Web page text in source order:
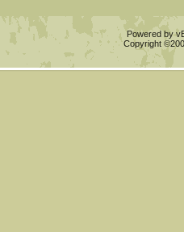
Powered by
Copyright